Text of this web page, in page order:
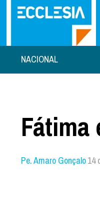
NACIONAL
Fátima
Pe. Amaro Gonçalo14